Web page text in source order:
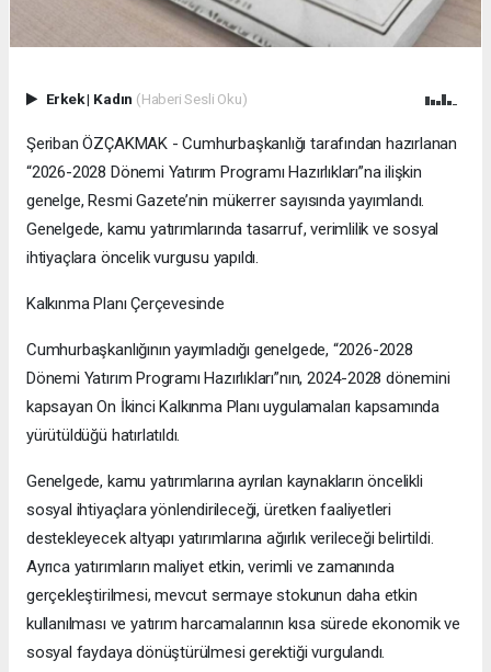
Erkek| Kadın (Haberi Sesli Oku)
Şeriban ÖZÇAKMAK - Cumhurbaşkanlığı tarafından hazırlanan
“2026-2028 Dönemi Yatırım Programı Hazırlıkları”na ilişkin
genelge, Resmi Gazete’nin mükerrer sayısında yayımlandı.
Genelgede, kamu yatırımlarında tasarruf, verimlilik ve sosyal
ihtiyaçlara öncelik vurgusu yapıldı.
Kalkınma Planı Çerçevesinde
Cumhurbaşkanlığının yayımladığı genelgede, “2026-2028
Dönemi Yatırım Programı Hazırlıkları”nın, 2024-2028 dönemini
kapsayan On İkinci Kalkınma Planı uygulamaları kapsamında
yürütüldüğü hatırlatıldı.
Genelgede, kamu yatırımlarına ayrılan kaynakların öncelikli
sosyal ihtiyaçlara yönlendirileceği, üretken faaliyetleri
destekleyecek altyapı yatırımlarına ağırlık verileceği belirtildi.
Ayrıca yatırımların maliyet etkin, verimli ve zamanında
gerçekleştirilmesi, mevcut sermaye stokunun daha etkin
kullanılması ve yatırım harcamalarının kısa sürede ekonomik ve
sosyal faydaya dönüştürülmesi gerektiği vurgulandı.